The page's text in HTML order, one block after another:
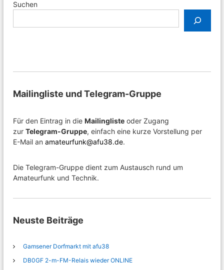
Suchen
Mailingliste und Telegram-Gruppe
Für den Eintrag in dieMailingliste oder Zugang
zurTelegram-Gruppe, einfach eine kurze Vorstellung per
E-Mail anamateurfunk@afu38.de.
Die Telegram-Gruppe dient zum Austausch rund um
Amateurfunk und Technik.
Neuste Beiträge
Gamsener Dorfmarkt mit afu38
DB0GF 2-m-FM-Relais wieder ONLINE